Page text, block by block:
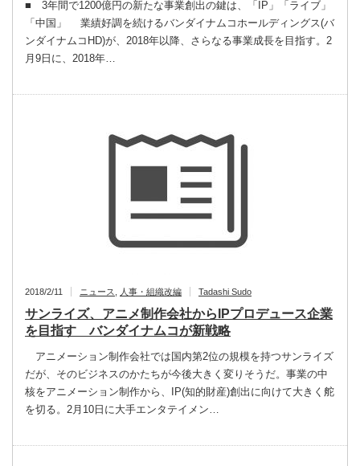
■ 3年間で1200億円の新たな事業創出の鍵は、「IP」「ライブ」
「中国」 業績好調を続けるバンダイナムコホールディングス(バ
ンダイナムコHD)が、2018年以降、さらなる事業成長を目指す。2
月9日に、2018年…
2018/2/11 ニュース 人事・組織改編 Tadashi Sudo
サンライズ、アニメ制作会社からIPプロデュース企業
を目指す バンダイナムコが新戦略
アニメーション制作会社では国内第2位の規模を持つサンライズ
だが、そのビジネスのかたちが今後大きく変りそうだ。事業の中
核をアニメーション制作から、IP(知的財産)創出に向けて大きく舵
を切る。2月10日に大手エンタテイメン…